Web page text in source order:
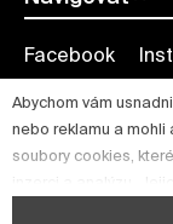
Facebook
Abychom vám
nebo reklamu a mohli
soubory cookies,
cookies" a kdykoliv